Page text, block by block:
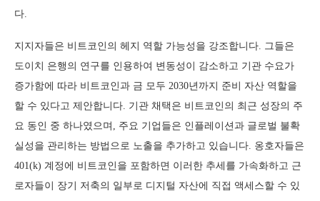
다.
지지자들은 비트코인의 헤지 역할 가능성을 강조합니다. 그들은
도이치 은행의 연구를 인용하여 변동성이 감소하고 기관 수요가
증가함에 따라 비트코인과 금 모두 2030년까지 준비 자산 역할을
할 수 있다고 제안합니다. 기관 채택은 비트코인의 최근 성장의 주
요 동인 중 하나였으며, 주요 기업들은 인플레이션과 글로벌 불확
실성을 관리하는 방법으로 노출을 추가하고 있습니다. 옹호자들은
401(k) 계정에 비트코인을 포함하면 이러한 추세를 가속화하고 근
로자들이 장기 저축의 일부로 디지털 자산에 직접 액세스할 수 있